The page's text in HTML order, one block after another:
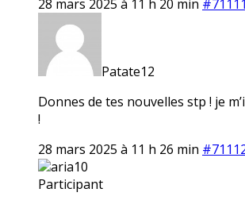
28 mars 2025 à 11 h 20 min #71111
Patate12
Donnes de tes nouvelles stp ! je
!
28 mars 2025 à 11 h 26 min
aria10
Participant